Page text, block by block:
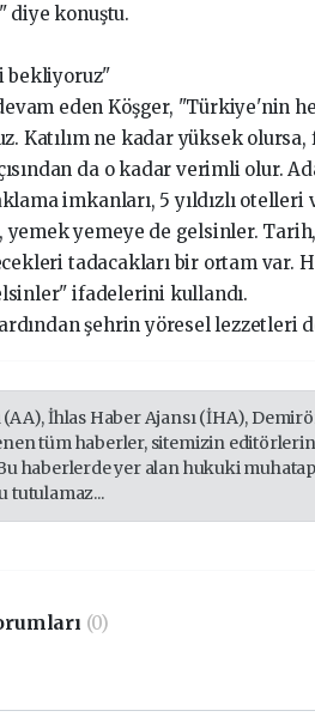
diye konuştu.
bekliyoruz"
eden Köşger, "Türkiye'nin
Katılım ne kadar yüksek
da o kadar verimli olur.
imkanları, 5 yıldızlı
yemek yemeye de gelsinler.
tadacakları bir ortam var.
ifadelerini kullandı.
şehrin yöresel lezzetleri
İhlas Haber Ajansı (İHA),
tüm haberler, sitemizin
haberlerde yer alan hukuki
tutulamaz...
(0)